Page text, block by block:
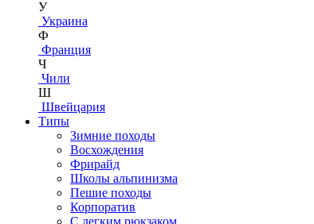
У
Украина
Ф
Франция
Ч
Чили
Ш
Швейцария
Типы
Зимние походы
Восхождения
Фрирайд
Школы альпинизма
Пешие походы
Корпоратив
С легким рюкзаком